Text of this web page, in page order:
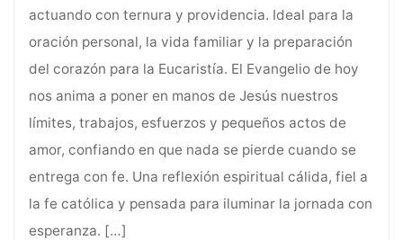
actuando con ternura y providencia. Ideal para la
oración personal, la vida familiar y la preparación
del corazón para la Eucaristía. El Evangelio de hoy
nos anima a poner en manos de Jesús nuestros
límites, trabajos, esfuerzos y pequeños actos de
amor, confiando en que nada se pierde cuando se
entrega con fe. Una reflexión espiritual cálida, fiel a
la fe católica y pensada para iluminar la jornada con
esperanza. […]